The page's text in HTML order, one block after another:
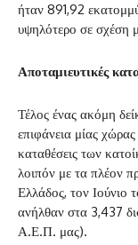
ήταν 891,92
υψηλότερο σε σχέση
Αποταμιευτικές
Τέλος ένας ακόμη
επιφάνεια μίας χώρας
καταθέσεις των
λοιπόν με τα πλέον
Ελλάδος, τον Ιούνιο
ανήλθαν στα 3,437
Α.Ε.Π. μας).